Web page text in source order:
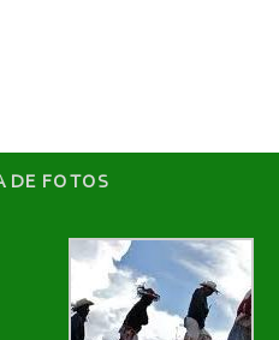
DE FOTOS